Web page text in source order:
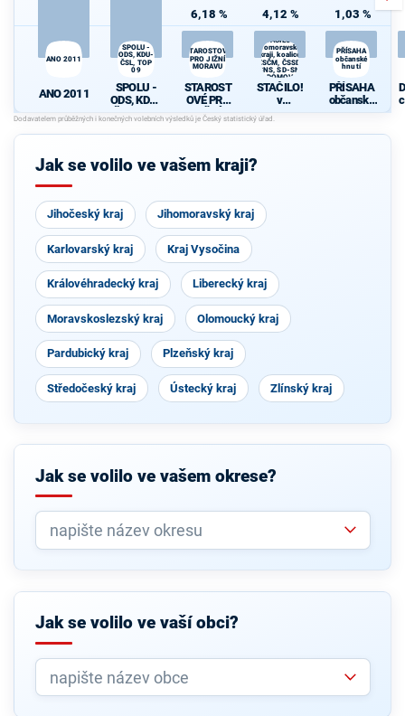
ANO 2011
ANO 2011
SPOLU -
ODS, KDU-
ČSL, TOP
09
SPOLU -
ODS, KDU-
ČSL, TOP
09
6,18 %
STAROSTOVÉ
PRO JIŽNÍ
MORAVU
STAROST
OVÉ PRO
JIŽNÍ
MORAVU
4,12 %
STAČILO! v
Jihomoravském
kraji, koalice
KSČM, ČSSD,
ČSNS, SD-SN a
DOMOV
STAČILO!
v
Jihomorav
ském
kraji,
DOMOV
1,03 %
PŘÍSAHA
občanské
hnutí
PŘÍSAHA
občanské
hnutí
Jak se volilo ve vašem kraji?
Jihočeský kraj Jihomoravský kraj
Karlovarský kraj Kraj Vysočina
Královéhradecký kraj Liberecký kraj
Moravskoslezský kraj Olomoucký kraj
Pardubický kraj Plzeňský kraj
Středočeský kraj Ústecký kraj Zlínský kraj
Jak se volilo ve vašem okrese?
Jak se volilo ve vaší obci?